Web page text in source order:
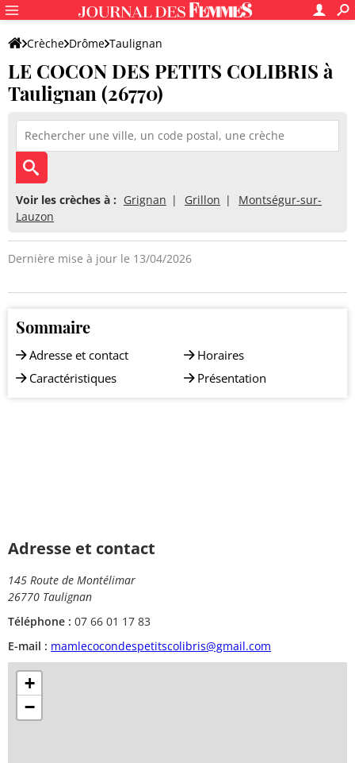
Crèche Drôme Taulignan
LE COCON DES PETITS COLIBRIS
LE COCON DES PETITS COLIBRIS à
Taulignan (26770)
Voir les crèches à : Grignan Grillon
Montségur-sur-
Lauzon
Dernière mise à jour le 13/04/2026
Sommaire
Adresse et contact
Caractéristiques
Horaires
Présentation
Adresse et contact
145 Route de Montélimar
26770 Taulignan
Téléphone : 07 66 01 17 83
E-mail : mamlecocondespetitscolibris@gmail.com
+
−